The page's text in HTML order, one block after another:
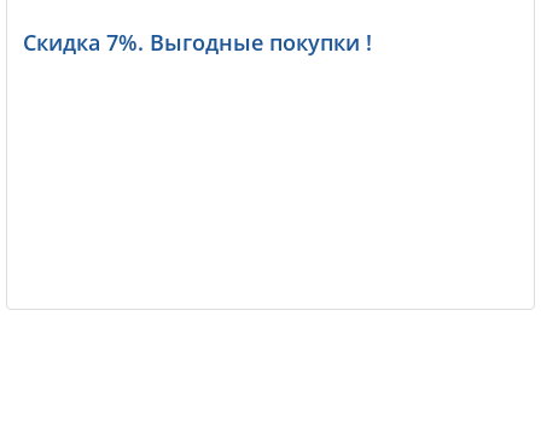
Скидка 7%. Выгодные покупки !